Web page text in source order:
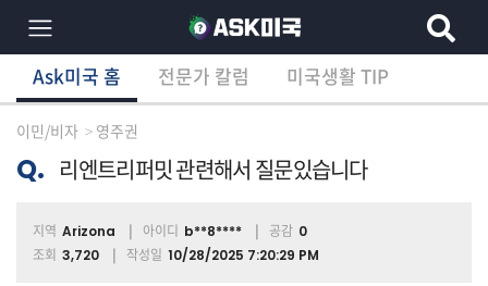
×
분
별
상
담
Ask미국 홈 전문가 칼럼 미국생활 TIP
Ask미국 홈 전문가 칼럼 미국생활 TIP
이민/비자 영주권
Q. 리엔트리퍼밋 관련해서 질문있습니다
지역 Arizona 아이디 b**8**** 공감 0
조회 3,720 작성일 10/28/2025 7:20:29 PM